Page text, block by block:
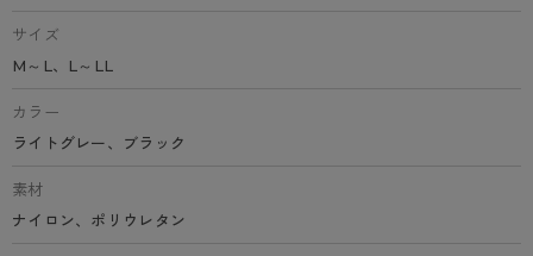
サイズ
M～L、L～LL
カラー
ライトグレー、ブラック
素材
ナイロン、ポリウレタン